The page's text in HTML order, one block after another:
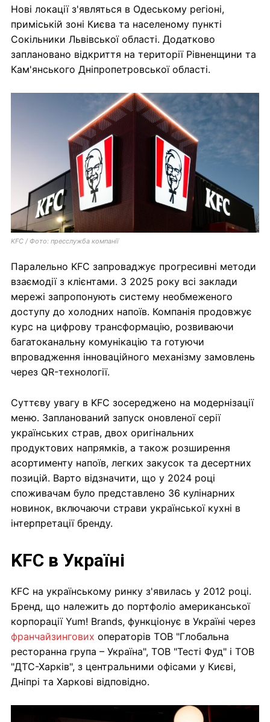
Нові локації з'являться в Одеському регіоні,
приміській зоні Києва та населеному пункті
Сокільники Львівської області. Додатково
заплановано відкриття на території Рівненщини та
Кам'янського Дніпропетровської області.
KFC / Фото: пресслужба компанії
Паралельно KFC запроваджує прогресивні методи
взаємодії з клієнтами. З 2025 року всі заклади
мережі запропонують систему необмеженого
доступу до холодних напоїв. Компанія продовжує
курс на цифрову трансформацію, розвиваючи
багатоканальну комунікацію та готуючи
впровадження інноваційного механізму замовлень
через QR-технології.
Суттєву увагу в KFC зосереджено на модернізації
меню. Запланований запуск оновленої серії
українських страв, двох оригінальних
продуктових напрямків, а також розширення
асортименту напоїв, легких закусок та десертних
позицій. Варто відзначити, що у 2024 році
споживачам було представлено 36 кулінарних
новинок, включаючи страви української кухні в
інтерпретації бренду.
KFC в Україні
KFC на українському ринку з'явилась у 2012 році.
Бренд, що належить до портфоліо американської
корпорації Yum! Brands, функціонує в Україні через
франчайзингових операторів ТОВ "Глобальна
ресторанна група – Україна", ТОВ "Тесті Фуд" і ТОВ
"ДТС-Харків", з центральними офісами у Києві,
Дніпрі та Харкові відповідно.